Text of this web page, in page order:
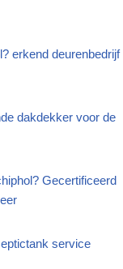
erkend deurenbedrijf
dakdekker voor de
Gecertificeerd
service